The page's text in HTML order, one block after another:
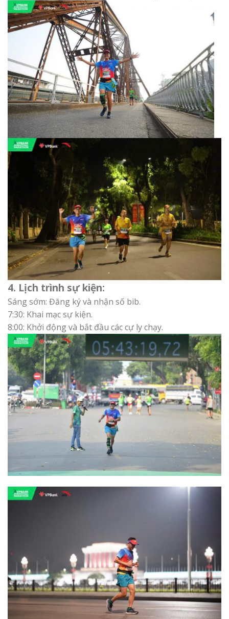
4. Lịch trình sự kiện:
Sáng sớm: Đăng ký và nhận số bib.
7:30: Khai mạc sự kiện.
8:00: Khởi động và bắt đầu các cự ly chạy.